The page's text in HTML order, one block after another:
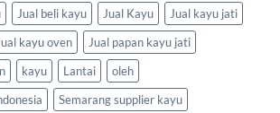
Jual beli kayu Jual Kayu
Jual kayu jati
kayu oven
Jual papan kayu jati
kayu Lantai
oleh
Semarang supplier kayu